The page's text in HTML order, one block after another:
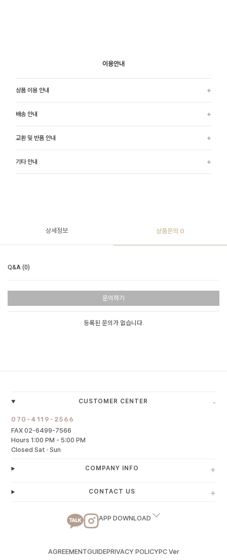
이용안내
상품 이용 안내
배송 안내
교환 및 반품 안내
기타 안내
상세정보 상품문의 0
Q&A (0)
문의하기
등록된 문의가 없습니다.
CUSTOMER CENTER -
070-4119-2566
FAX 02-6499-7566
Hours 1:00 PM - 5:00 PM
Closed Sat · Sun
COMPANY INFO +
CONTACT US +
APP DOWNLOAD
AGREEMENTGUIDEPRIVACY POLICYPC Ver